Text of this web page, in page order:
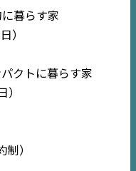
暮らす家
）
クトに暮らす家
）